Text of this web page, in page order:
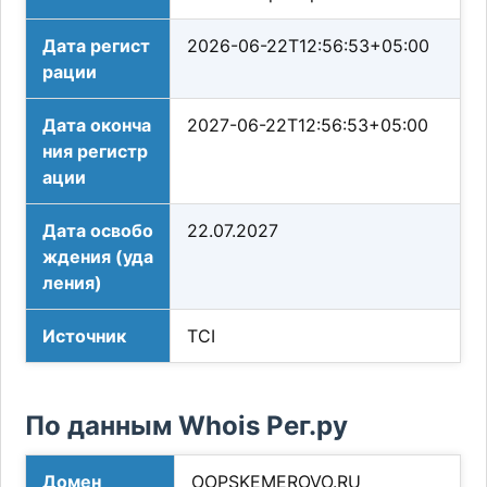
Дата регист
рации
2026-06-22T12:56:53+05:00
Дата оконча
ния регистр
ации
2027-06-22T12:56:53+05:00
Дата освобо
ждения (уда
ления)
22.07.2027
Источник TCI
По данным Whois Рег.ру
Домен OOPSKEMEROVO.RU